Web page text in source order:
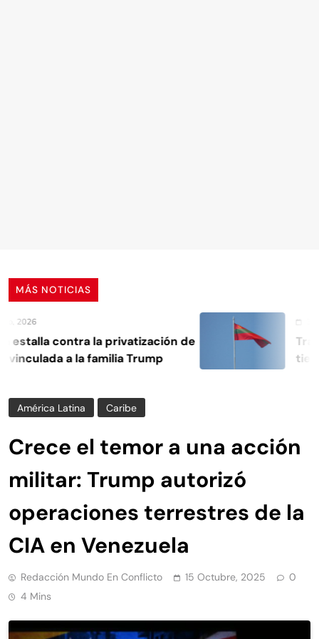
MÁS NOTICIAS
2026
contra la privatización de
a la familia Trump
3
América Latina Caribe
Crece el temor a una acción
militar: Trump autorizó
operaciones terrestres de la
CIA en Venezuela
Redacción Mundo En Conflicto 15 Octubre, 2025
0
4 Mins